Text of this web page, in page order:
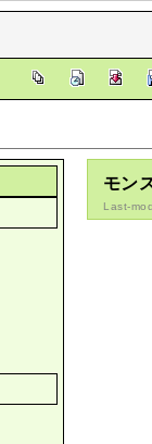
モン
Last-